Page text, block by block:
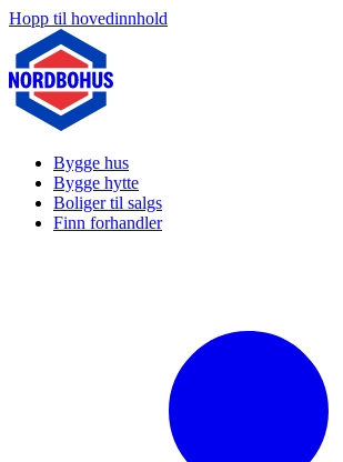
Hopp til hovedinnhold
Bygge hus
Bygge hytte
Boliger til salgs
Finn forhandler